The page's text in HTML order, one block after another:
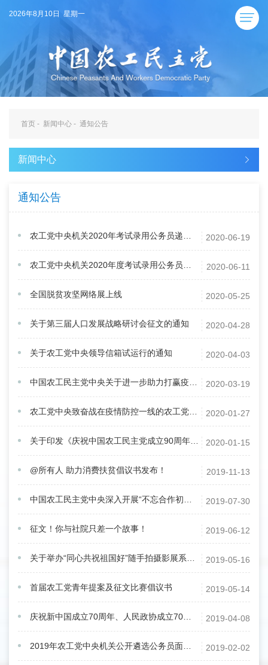
2026年8月10日 星期一
首页 - 新闻中心 - 通知公告
新闻中心
通知公告
2020-06-19
农工党中央机关2020年考试录用公务员递补面试公告
2020-06-11
农工党中央机关2020年度考试录用公务员面试公告
2020-05-25
全国脱贫攻坚网络展上线
2020-04-28
关于第三届人口发展战略研讨会征文的通知
2020-04-03
关于农工党中央领导信箱试运行的通知
2020-03-19
中国农工民主党中央关于进一步助力打赢疫情防控阻击战的通知
2020-01-27
农工党中央致奋战在疫情防控一线的农工党党员的慰问信
2020-01-15
关于印发《庆祝中国农工民主党成立90周年理论征文启事》的通知
2019-11-13
@所有人 助力消费扶贫倡议书发布！
2019-07-30
中国农工民主党中央深入开展“不忘合作初心，继续携手前进”主题教育活动方案
2019-06-12
征文！你与社院只差一个故事！
2019-05-16
关于举办“同心共祝祖国好”随手拍摄影展系列活动的函
2019-05-14
首届农工党青年提案及征文比赛倡议书
2019-04-08
庆祝新中国成立70周年、人民政协成立70周年 “美丽中国”中国画作品展征稿通知
2019-02-02
2019年农工党中央机关公开遴选公务员面试公告